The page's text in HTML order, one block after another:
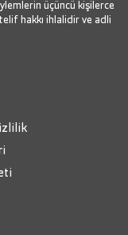
üçüncü kişilerce
hakkı ihlalidir ve adli